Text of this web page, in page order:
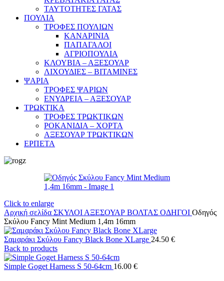
ΤΑΥΤΟΤΗΤΕΣ ΓΑΤΑΣ
ΠΟΥΛΙΑ
ΤΡΟΦΕΣ ΠΟΥΛΙΩΝ
ΚΑΝΑΡΙΝΙΑ
ΠΑΠΑΓΑΛΟΙ
ΑΓΡΙΟΠΟΥΛΙΑ
ΚΛΟΥΒΙΑ – ΑΞΕΣΟΥΑΡ
ΛΙΧΟΥΔΙΕΣ – ΒΙΤΑΜΙΝΕΣ
ΨΑΡΙΑ
ΤΡΟΦΕΣ ΨΑΡΙΩΝ
ΕΝΥΔΡΕΙΑ – ΑΞΕΣΟΥΑΡ
ΤΡΩΚΤΙΚΑ
ΤΡΟΦΕΣ ΤΡΩΚΤΙΚΩΝ
ΡΟΚΑΝΙΔΙΑ – ΧΟΡΤΑ
ΑΞΕΣΟΥΑΡ ΤΡΩΚΤΙΚΩΝ
ΕΡΠΕΤΑ
Click to enlarge
Αρχική σελίδα ΣΚΥΛΟΙ ΑΞΕΣΟΥΑΡ ΒΟΛΤΑΣ ΟΔΗΓΟΙ Οδηγός
Σκύλου Fancy Mint Medium 1,4m 16mm
Σαμαράκι Σκύλου Fancy Black Bone XLarge 24.50 €
Back to products
Simple Goget Harness S 50-64cm 16.00 €